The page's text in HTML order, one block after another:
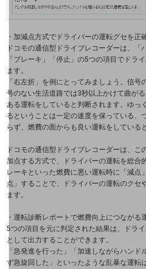
小売業
キーワードで探す
モバイルTOP
法人向けスマホ・携帯に関する、
おすすめの機種、料金やサービスをご紹介
製品
製品TOP
ビジネス向けスマートフォン
タフネススマートフォン
データ通信製品
5G対応ホームルーター
通信モジュール製品
・加減点方式でドライバーの運転グセを正
ドコモの通信型ドライブレコーダーは、「
「ブレーキ」「停止」の5つの項目でドラ
ます。
「右左折」を例にとってみましょう。信
号のない生活道路では3秒以上かけて曲が
ある運転をしていると判断されます。ゆっ
るということは一定の速度を保っている、
らず、燃費の面からも良い運転をしている
ドコモの通信型ドライブレコーダーは、こ
加点する方式で、ドライバーの運転を総合
レーキといった燃費に悪い運転時に「減点
点」することで、ドライバーの運転のクセ
ます。
・運転診断レポートで燃費向上につながる
5つの項目を元に判定された結果は、ドラ
として出力することができます。
「急発進を行った」「加速しながらハン
ず急旋回した」といったような乱暴な運転